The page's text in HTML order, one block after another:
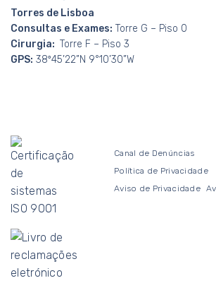
Torres de Lisboa
Consultas e Exames: Torre G – Piso 0
Cirurgia: Torre F – Piso 3
GPS: 38º45’22”N 9°10’30”W
Canal de Denúncias
Política de Privacidade
Aviso de Privacidade